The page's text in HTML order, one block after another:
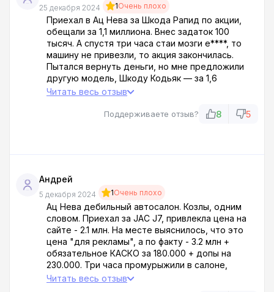
25 декабря 2024 1Очень плохо
Приехал в Ац Нева за Шкода Рапид по акции,
обещали за 1,1 миллиона. Внес задаток 100
тысяч. А спустя три часа стаи мозги е****, то
машину не привезли, то акция закончилась.
Пытался вернуть деньги, но мне предложили
другую модель, Шкоду Кодьяк — за 1,6
миллиона. Заявили, что другого варианта нет. В
ещё больше. Ац Нева — это сборище
Читать весь отзыв
Поддерживаете отзыв? 8 5
Андрей
5 декабря 2024 1Очень плохо
Ац Нева дебильный автосалон. Козлы, одним
словом. Приехал за JAC J7, привлекла цена на
сайте - 2.1 млн. На месте выяснилось, что это
цена "для рекламы", а по факту - 3.2 млн +
обязательное КАСКО за 180.000 + допы на
230.000. Три часа промурыжили в салоне,
пытаясь навязать кредит под 33,5% годовых.
Читать весь отзыв